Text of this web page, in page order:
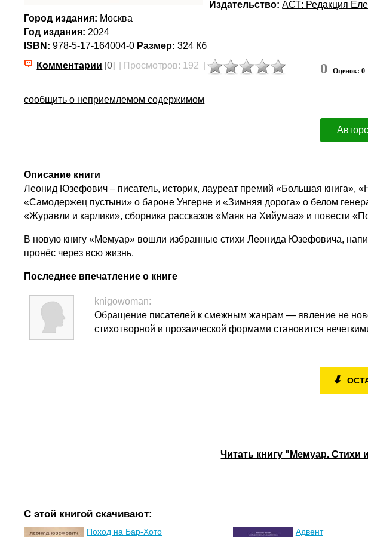
Издательство: АСТ: Редакция
Город издания: Москва
Год издания: 2024
ISBN: 978-5-17-164004-0 Размер: 324 Кб
Комментарии [0] Просмотров: 192 0 Оценок: 0
сообщить о неприемлемом содержимом
Описание книги
Леонид Юзефович – писатель, историк, лауреат премий «Большая
«Самодержец пустыни» о бароне Унгерне и «Зимняя дорога» о белом
«Журавли и карлики», сборника рассказов «Маяк на Хийумаа» и повести
В новую книгу «Мемуар» вошли избранные стихи Леонида Юзефовича,
пронёс через всю жизнь.
Последнее впечатление о книге
knigowoman:
Обращение писателей к смежным жанрам — явление не
стихотворной и прозаической формами становится
⬇
Читать книгу "Мемуар.
С этой книгой скачивают:
Поход на Бар-Хото
Адвент